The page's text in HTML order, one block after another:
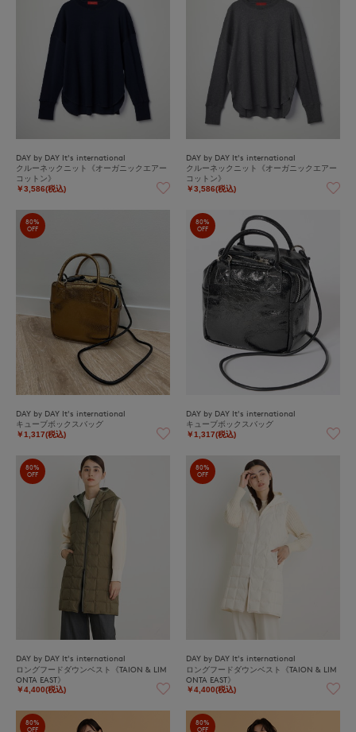
DAY by DAY It's international
クルーネックニット《オーガニックエアー
コットン》
￥3,586(税込)
DAY by DAY It's international
クルーネックニット《オーガニックエアー
コットン》
￥3,586(税込)
80%
OFF
DAY by DAY It's international
キューブボックスバッグ
￥1,317(税込)
80%
OFF
DAY by DAY It's international
キューブボックスバッグ
￥1,317(税込)
80%
OFF
DAY by DAY It's international
ロングフードダウンベスト《TAION & LIM
ONTA EAST》
￥4,400(税込)
80%
OFF
DAY by DAY It's international
ロングフードダウンベスト《TAION & LIM
ONTA EAST》
￥4,400(税込)
80%
OFF
80%
OFF